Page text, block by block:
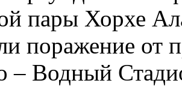
пары Хорхе
поражение от
– Водный